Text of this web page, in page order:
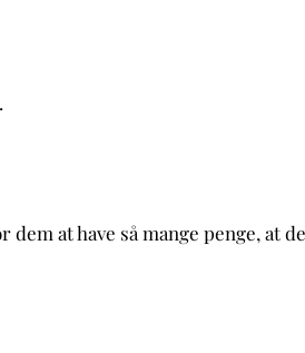
at have så mange penge, at